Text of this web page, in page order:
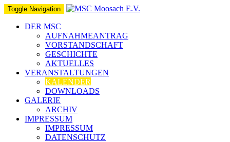
Toggle Navigation
DER MSC
AUFNAHMEANTRAG
VORSTANDSCHAFT
GESCHICHTE
AKTUELLES
VERANSTALTUNGEN
KALENDER
DOWNLOADS
GALERIE
ARCHIV
IMPRESSUM
IMPRESSUM
DATENSCHUTZ